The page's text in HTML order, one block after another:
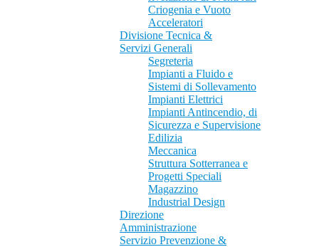
Criogenia e Vuoto
Acceleratori
Divisione Tecnica &
Servizi Generali
Segreteria
Impianti a Fluido e
Sistemi di Sollevamento
Impianti Elettrici
Impianti Antincendio, di
Sicurezza e Supervisione
Edilizia
Meccanica
Struttura Sotterranea e
Progetti Speciali
Magazzino
Industrial Design
Direzione
Amministrazione
Servizio Prevenzione &